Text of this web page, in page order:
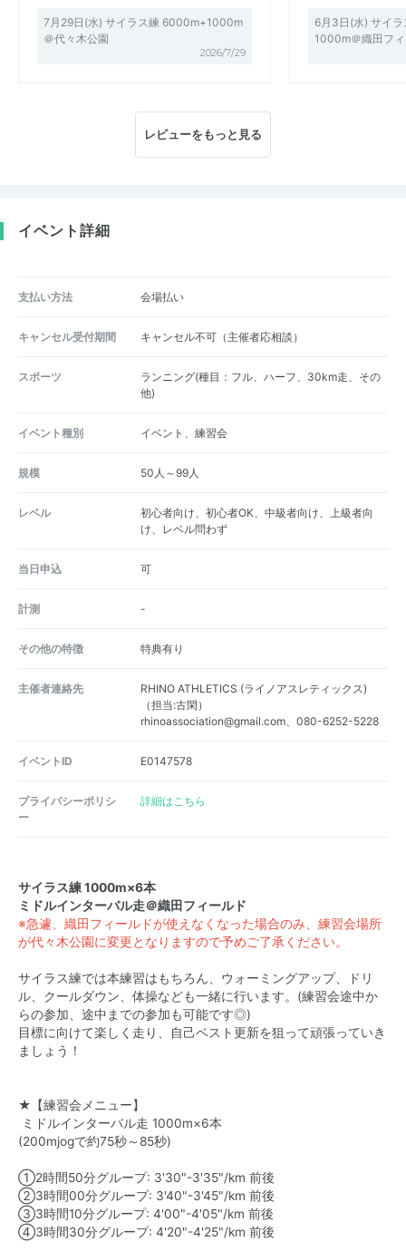
7月29日(水) サイラス練 6000m+1000m
＠代々木公園
2026/7/29
6月3日(水) サイ
1000m＠織田フ
レビューをもっと見る
イベント詳細
支払い方法 会場払い
キャンセル受付期間 キャンセル不可（主催者応相談）
スポーツ
ランニング(種目：フル、ハーフ、30km走、その
他)
イベント種別 イベント、練習会
規模 50人～99人
レベル
初心者向け、初心者OK、中級者向け、上級者向
け、レベル問わず
当日申込 可
計測 -
その他の特徴 特典有り
主催者連絡先
RHINO ATHLETICS (ライノアスレティックス)
（担当:古閑）
rhinoassociation@gmail.com、080-6252-5228
イベントID E0147578
プライバシーポリシ
ー
詳細はこちら
サイラス練 1000m×6本
ミドルインターバル走＠織田フィールド
※急遽、織田フィールドが使えなくなった場合のみ、練習会場所
が代々木公園に変更となりますので予めご了承ください。
サイラス練では本練習はもちろん、ウォーミングアップ、ドリ
ル、クールダウン、体操なども一緒に行います。(練習会途中か
らの参加、途中までの参加も可能です◎)
目標に向けて楽しく走り、自己ベスト更新を狙って頑張っていき
ましょう！
★【練習会メニュー】
ミドルインターバル走 1000m×6本
(200mjogで約75秒～85秒)
①2時間50分グループ: 3'30"-3'35"/km 前後
②3時間00分グループ: 3'40"-3'45"/km 前後
③3時間10分グループ: 4'00"-4'05"/km 前後
④3時間30分グループ: 4'20"-4'25"/km 前後